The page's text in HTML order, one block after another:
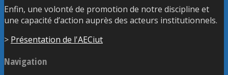
Enfin, une volonté de promotion de notre discipline et
une capacité d’action auprès des acteurs institutionnels.
> Présentation de l'AECiut
Navigation